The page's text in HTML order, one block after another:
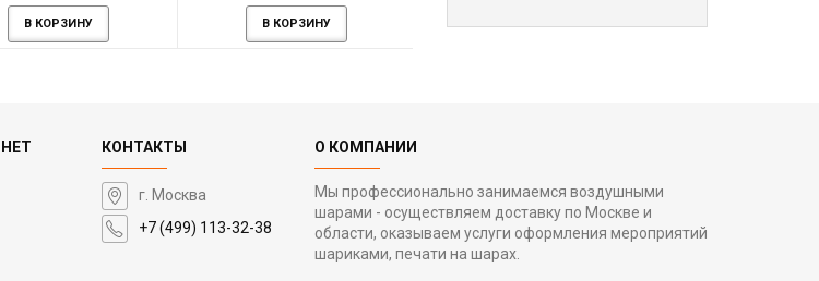
В КОРЗИНУ В КОРЗИНУ В КОРЗИНУ
КОНТАКТЫ
г. Москва
+7 (499) 113-32-38
О КОМПАНИИ
Мы профессионально занимаемся воздушными
шарами - осуществляем доставку по Москве и
области, оказываем услуги оформления мероприятий
шариками, печати на шарах.